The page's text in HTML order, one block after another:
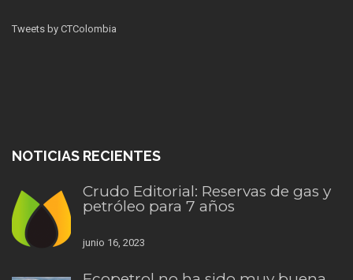
Tweets by CTColombia
NOTICIAS RECIENTES
Crudo Editorial: Reservas de gas y
petróleo para 7 años
junio 16, 2023